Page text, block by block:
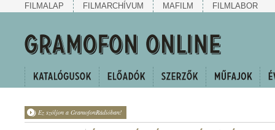
FILMALAP FILMARCHÍVUM MAFILM FILMLABOR
Ez szóljon a GramofonRádióban!